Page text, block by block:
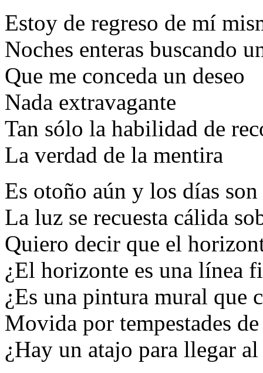
Estoy de regreso de mí
Noches enteras buscando
Que me conceda un deseo
Nada extravagante
Tan sólo la habilidad de
La verdad de la mentira
Es otoño aún y los días
La luz se recuesta cálida
Quiero decir que el
¿El horizonte es una línea
¿Es una pintura mural que
Movida por tempestades
¿Hay un atajo para llegar